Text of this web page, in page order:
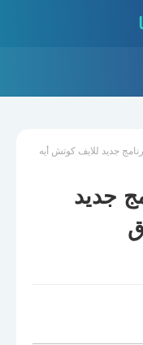
جديد للايف كوتش أيه
جديد